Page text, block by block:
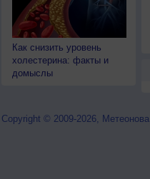
Как снизить уровень
холестерина: факты и
домыслы
Copyright © 2009-2026, Метеонова